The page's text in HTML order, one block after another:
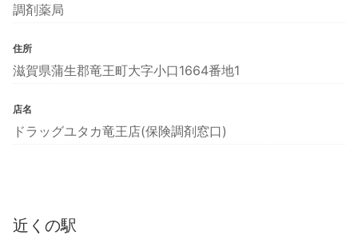
調剤薬局
住所
滋賀県蒲生郡竜王町大字小口1664番地1
店名
ドラッグユタカ竜王店(保険調剤窓口)
近くの駅